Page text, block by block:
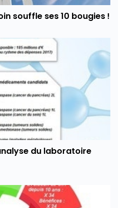
souffle ses 10 bougies !
du laboratoire